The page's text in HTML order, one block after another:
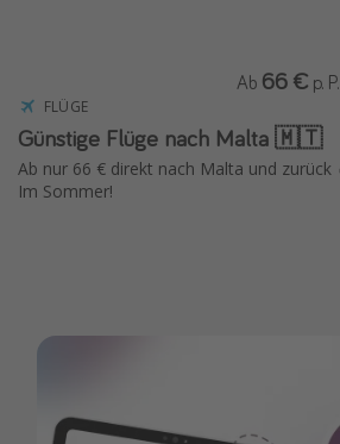
FLÜGE
Günstige Flüge nach Malta 🇲🇹
Ab nur 66 € direkt nach Malta und zurück 🔥
Im Sommer!
Ab 66 € p. P.